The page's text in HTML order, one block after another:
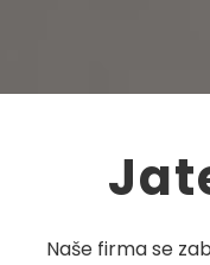
Naše firma se